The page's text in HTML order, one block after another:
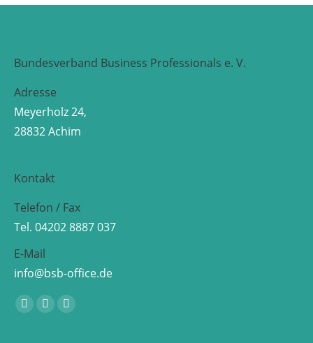
Bundesverband Business Professionals e. V.
Adresse
Meyerholz 24,
28832 Achim
Kontakt
Telefon / Fax
Tel. 04202 8887 037
E-Mail
info@bsb-office.de
Finden Sie uns auf:
Facebook
LinkedinInstagram